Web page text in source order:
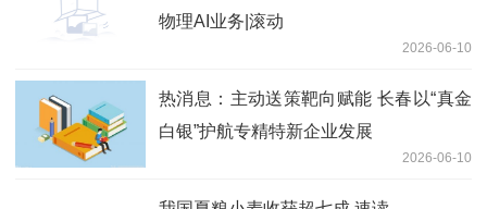
物理AI业务|滚动
2026-06-10
热消息：主动送策靶向赋能 长春以“真金
白银”护航专精特新企业发展
2026-06-10